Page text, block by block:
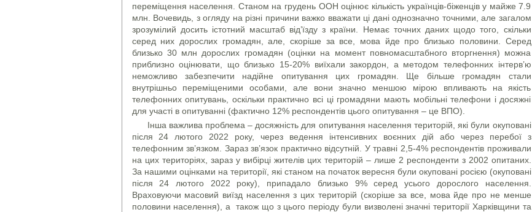
переміщення населення. Станом на грудень ООН оцінює кількість українців-біженців у майже 7.9
млн. Вочевидь, з огляду на різні причини важко вважати ці дані однозначно точними, але загалом
зрозумілий досить істотний масштаб від’їзду з країни. Немає точних даних щодо того, скільки
серед них дорослих громадян, але, скоріше за все, мова йде про близько половини. Серед
близько 30 млн дорослих громадян (оцінки на момент повномасштабного вторгнення) можна
приблизно оцінювати, що близько 15-20% виїхали закордон, а методом телефонних інтерв’ю
неможливо забезпечити надійне опитування цих громадян. Ще більше громадян стали
внутрішньо переміщеними особами, але вони значно меншою мірою впливають на якість
телефонних опитувань, оскільки практично всі ці громадяни мають мобільні телефони і досяжні
для участі в опитуванні (фактично 12% респондентів цього опитування – це ВПО).
Інша важлива проблема – досяжність для опитування населення територій, які були окуповані
після 24 лютого 2022 року, через ведення інтенсивних воєнних дій або через перебої з
телефонним зв’язком. Зараз зв’язок практично відсутній. У травні 2,5-4% респондентів проживали
на цих територіях, зараз у вибірці жителів цих територій – лише 2 респонденти з 2002 опитаних.
За нашими оцінками на території, які станом на початок вересня були окуповані росією (окуповані
після 24 лютого 2022 року), припадало близько 9% серед усього дорослого населення.
Враховуючи масовий виїзд населення з цих територій (скоріше за все, мова йде про не менше
половини населення), а також що з цього періоду були визволені значні території Харківщини та